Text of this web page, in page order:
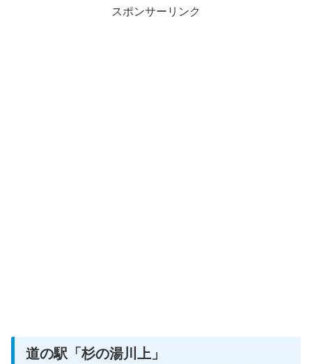
スポンサーリンク
道の駅「杉の湯川上」